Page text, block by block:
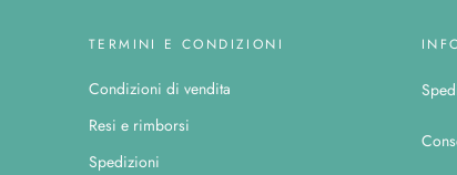
TERMINI E CONDIZIONI
Condizioni di vendita
Resi e rimborsi
Spedizioni